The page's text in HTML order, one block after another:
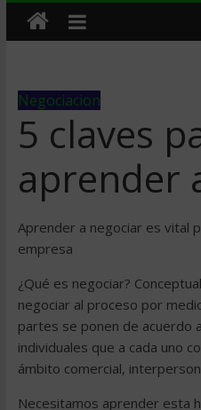
Negociacion
5 claves
aprender
Aprender a negociar es vital
empresa
¿Qué es negociar?
negociar al proceso por
partes se ponen de acuerdo
individuales que a cada uno
ámbito comercial,
Necesitamos aprender esta